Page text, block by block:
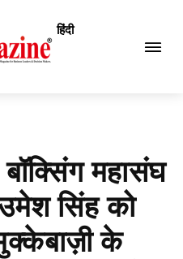
हिंदी
बॉक्सिंग महासंघ
सिंह को
के